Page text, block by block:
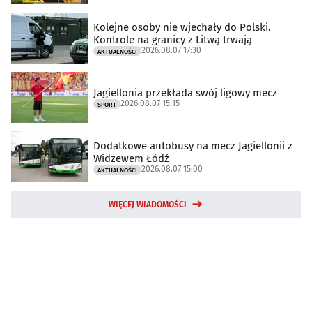
Kolejne osoby nie wjechały do Polski.
Kontrole na granicy z Litwą trwają
AKTUALNOŚCI 2026.08.07 17:30
Jagiellonia przekłada swój ligowy mecz
SPORT 2026.08.07 15:15
Dodatkowe autobusy na mecz Jagiellonii z
Widzewem Łódź
AKTUALNOŚCI 2026.08.07 15:00
WIĘCEJ WIADOMOŚCI